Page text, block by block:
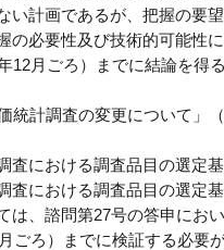
い計画であるが、把握の要
の必要性及び技術的可能性
12月ごろ）までに結論を得
統計調査の変更について」
査における調査品目の選定
査における調査品目の選定
は、諮問第27号の答申にお
ごろ）までに検証する必要